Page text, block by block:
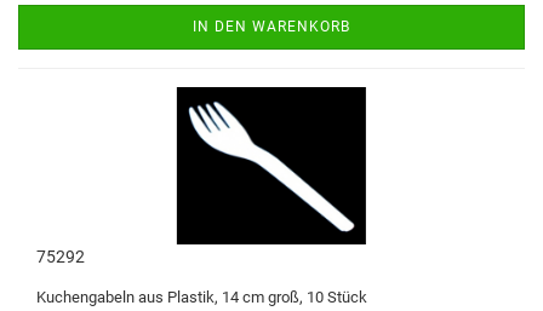
IN DEN WARENKORB
75292
Kuchengabeln aus Plastik, 14 cm groß, 10 Stück